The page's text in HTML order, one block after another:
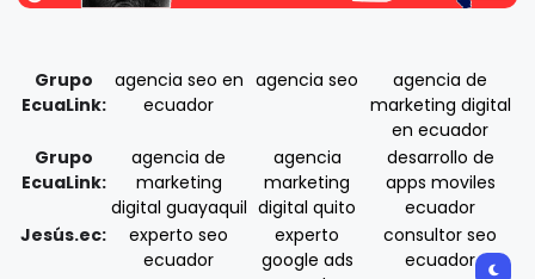
Grupo
EcuaLink:
agencia seo en
ecuador
agencia seo
agencia de
marketing digital
en ecuador
Grupo
EcuaLink:
agencia de
marketing
digital guayaquil
agencia
marketing
digital quito
desarrollo de
apps moviles
ecuador
Jesús.ec:
experto seo
ecuador
experto
google ads
consultor seo
ecuador